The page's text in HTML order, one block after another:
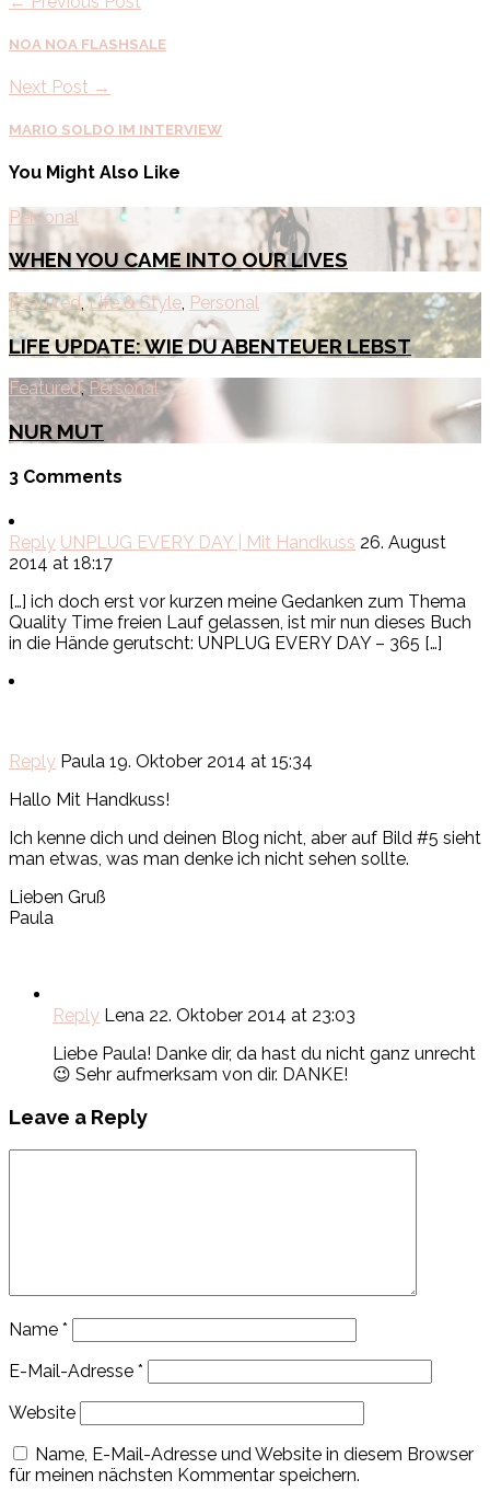
NOA NOA FLASHSALE
Next Post →
MARIO SOLDO IM INTERVIEW
You Might Also Like
Personal
WHEN YOU CAME INTO OUR LIVES
Featured,Life & Style, Personal
LIFE UPDATE: WIE DU ABENTEUER LEBST
Featured, Personal
NUR MUT
3 Comments
Reply UNPLUG EVERY DAY | Mit Handkuss 26. August
2014 at 18:17
[…] ich doch erst vor kurzen meine Gedanken zum Thema
Quality Time freien Lauf gelassen, ist mir nun dieses Buch
in die Hände gerutscht: UNPLUG EVERY DAY – 365 […]
Reply Paula 19. Oktober 2014 at 15:34
Hallo Mit Handkuss!
Ich kenne dich und deinen Blog nicht, aber auf Bild #5 sieht
man etwas, was man denke ich nicht sehen sollte.
Lieben Gruß
Paula
Reply Lena 22. Oktober 2014 at 23:03
Liebe Paula! Danke dir, da hast du nicht ganz unrecht
😉 Sehr aufmerksam von dir. DANKE!
Leave a Reply
Name *
E-Mail-Adresse *
Website
Name, E-Mail-Adresse und Website in diesem Browser
für meinen nächsten Kommentar speichern.